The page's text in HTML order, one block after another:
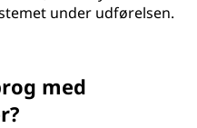
under udførelsen.
med